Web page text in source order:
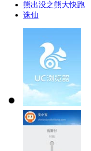
熊出没之熊大快跑
诛仙